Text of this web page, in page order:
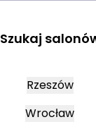
Szukaj
Rzeszów
Wrocław